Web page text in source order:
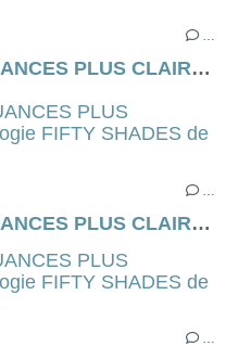
…
Un résumé rigolo de 50 NUANCES PLUS CLAIRES, le tome 3 de la trilogie FIFTY SHADES de EL James - Partie 3.
…
Un résumé rigolo de 50 NUANCES PLUS CLAIRES, le tome 3 de la trilogie FIFTY SHADES de EL James - Partie 4.
…